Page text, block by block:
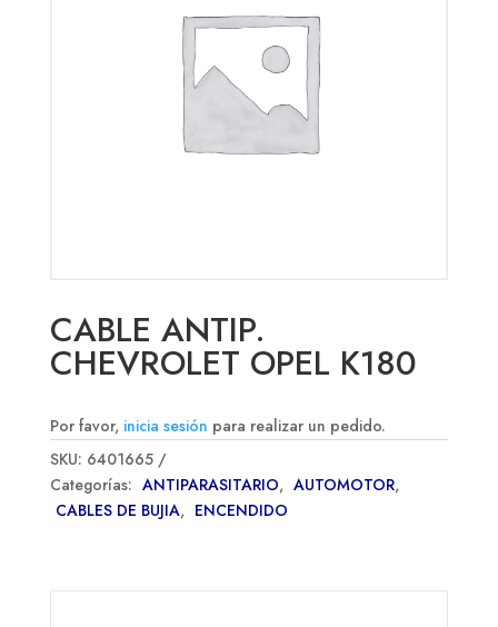
CABLE ANTIP.
CHEVROLET OPEL K180
Por favor, inicia sesión para realizar un pedido.
SKU: 6401665
Categorías: ANTIPARASITARIO, AUTOMOTOR,
CABLES DE BUJIA, ENCENDIDO